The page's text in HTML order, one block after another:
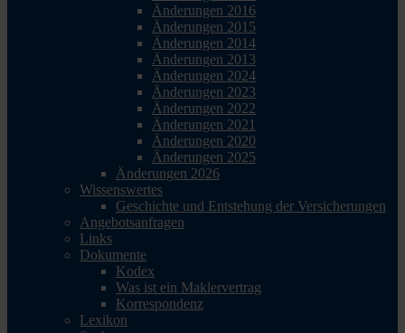
Änderungen 2016
Änderungen 2015
Änderungen 2014
Änderungen 2013
Änderungen 2024
Änderungen 2023
Änderungen 2022
Änderungen 2021
Änderungen 2020
Änderungen 2025
Änderungen 2026
Wissenswertes
Geschichte und Entstehung der Versicherungen
Angebotsanfragen
Links
Dokumente
Kodex
Was ist ein Maklervertrag
Korrespondenz
Lexikon